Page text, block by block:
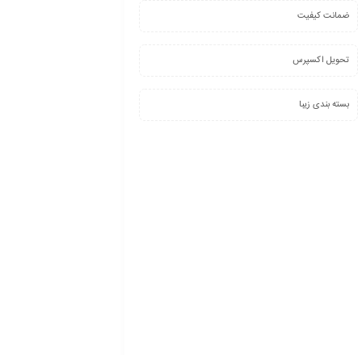
ضمانت کیفیت
تحویل اکسپرس
بسته بندی زیبا